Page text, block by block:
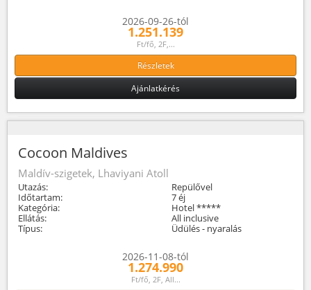
2026-09-26-tól
1.251.139
Ft/fő, 2F,...
Részletek
Ajánlatkérés
Cocoon Maldives
Maldív-szigetek, Lhaviyani Atoll
Utazás:
Repülővel
Időtartam:
7 éj
Kategória:
Hotel *****
Ellátás:
All inclusive
Típus:
Üdülés - nyaralás
2026-11-08-tól
1.274.990
Ft/fő, 2F, All...